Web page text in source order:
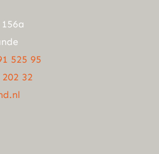
525 95
32